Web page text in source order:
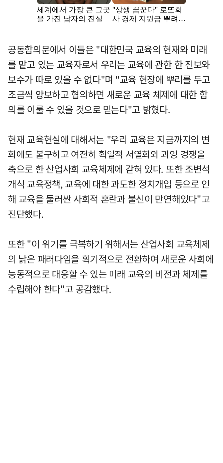
공동합의문에서 이들은 "대한민국 교육의 현재와 미래
를 맡고 있는 교육자로서 우리는 교육에 관한 한 진보와
보수가 따로 있을 수 없다"며 "교육 현장에 뿌리를 두고
조금씩 양보하고 협의하면 새로운 교육 체제에 대한 합
의를 이룰 수 있을 것으로 믿는다"고 밝혔다.
현재 교육현실에 대해서는 "우리 교육은 지금까지의 변
화에도 불구하고 여전히 획일적 서열화와 과잉 경쟁을
축으로 한 산업사회 교육체제에 갇혀 있다. 또한 조변석
개식 교육정책, 교육에 대한 과도한 정치개입 등으로 인
해 교육을 둘러싼 사회적 혼란과 불신이 만연해있다"고
진단했다.
또한 "이 위기를 극복하기 위해서는 산업사회 교육체제
의 낡은 패러다임을 획기적으로 전환하여 새로운 사회에
능동적으로 대응할 수 있는 미래 교육의 비전과 체제를
수립해야 한다"고 공감했다.